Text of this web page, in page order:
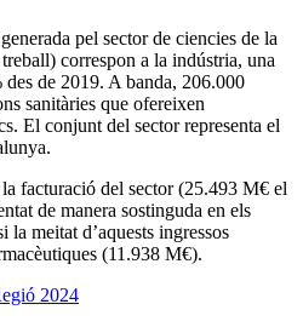
pel sector de ciencies de la
correspon a la indústria, una
de 2019. A banda, 206.000
sanitàries que ofereixen
El conjunt del sector representa el
facturació del sector (25.493 M€ el
de manera sostinguda en els
meitat d’aquests ingressos
(11.938 M€).
2024